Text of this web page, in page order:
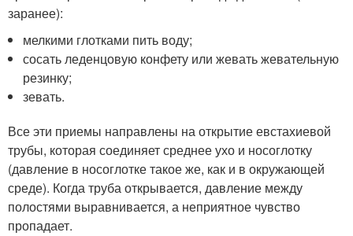
заранее):
мелкими глотками пить воду;
сосать леденцовую конфету или жевать жевательную
резинку;
зевать.
Все эти приемы направлены на открытие евстахиевой
трубы, которая соединяет среднее ухо и носоглотку
(давление в носоглотке такое же, как и в окружающей
среде). Когда труба открывается, давление между
полостями выравнивается, а неприятное чувство
пропадает.